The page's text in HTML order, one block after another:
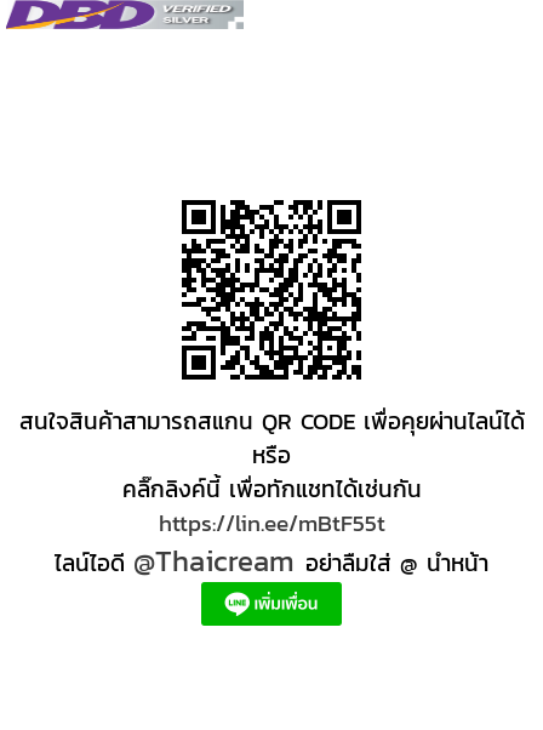
สนใจสินค้าสามารถสแกน QR CODE เพื่อคุยผ่านไลน์ได้
หรือ
คลิ๊กลิงค์นี้ เพื่อทักแชทได้เช่นกัน
https://lin.ee/mBtF55t
ไลน์ไอดี @Thaicream อย่าลืมใส่ @ นำหน้า